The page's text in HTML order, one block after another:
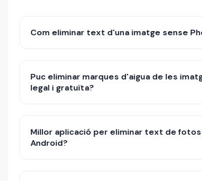
Com eliminar text d'una imatge sense
Puc eliminar marques d'aigua de les
legal i gratuïta?
Millor aplicació per eliminar text de fotos
Android?